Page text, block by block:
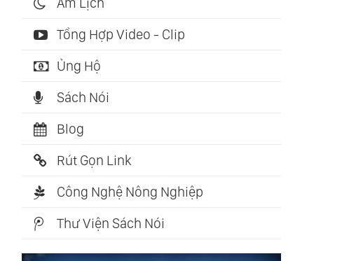
Tổng Hợp Video - Clip
Ủng Hộ
Sách Nói
Blog
Rút Gọn Link
Công Nghệ Nông Nghiệp
Thư Viện Sách Nói